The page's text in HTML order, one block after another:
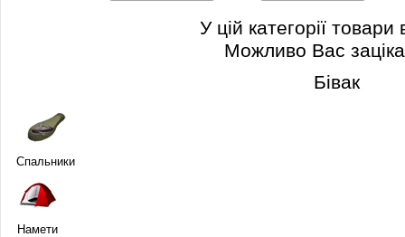
У цій категорії товари
Можливо Вас
Бівак
Спальники
Намети